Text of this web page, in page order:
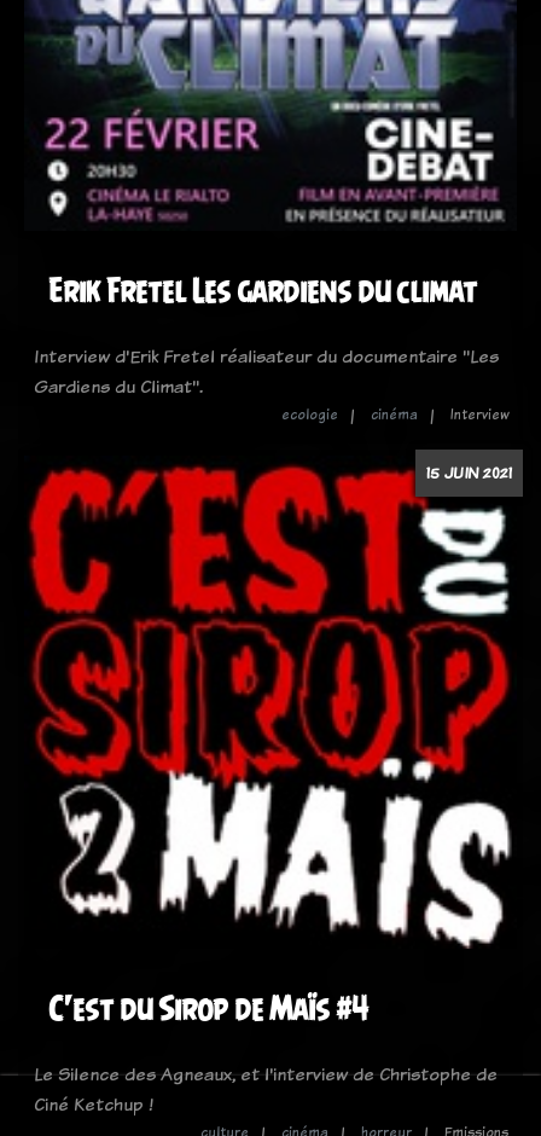
Erik Fretel Les gardiens du climat
Interview d'Erik Fretel réalisateur du documentaire "Les
Gardiens du Climat".
ecologie cinéma Interview
15 JUIN 2021
C'est du Sirop de Maïs #4
Le Silence des Agneaux, et l'interview de Christophe de
Ciné Ketchup !